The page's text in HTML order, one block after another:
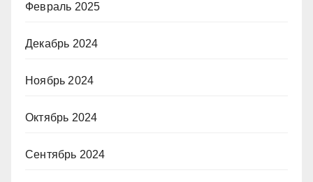
Февраль 2025
Декабрь 2024
Ноябрь 2024
Октябрь 2024
Сентябрь 2024